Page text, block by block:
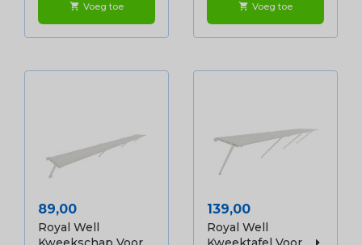
shopping_cart Voeg toe shopping_cart Voeg toe
Prijs
89,00
Royal Well
Prijs
139,00
Royal Well